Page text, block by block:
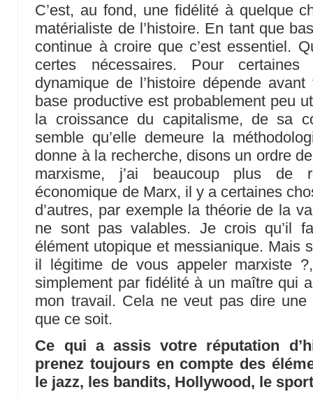
C’est, au fond, une fidélité à quelque
matérialiste de l’histoire. En tant que
continue à croire que c’est essentiel.
certes nécessaires. Pour
dynamique de l’histoire dépende
base productive est probablement peu
la croissance du capitalisme, de sa
semble qu’elle demeure la
donne à la recherche, disons un ordre
marxisme, j’ai beaucoup plus de
économique de Marx, il y a certaines
d’autres, par exemple la théorie de la
ne sont pas valables. Je crois qu’il
élément utopique et messianique. Mais
il légitime de vous appeler marxiste
simplement par fidélité à un maître qui
mon travail. Cela ne veut pas dire
que ce soit.
Ce qui a assis votre réputation
prenez toujours en compte des
le jazz, les bandits, Hollywood, le